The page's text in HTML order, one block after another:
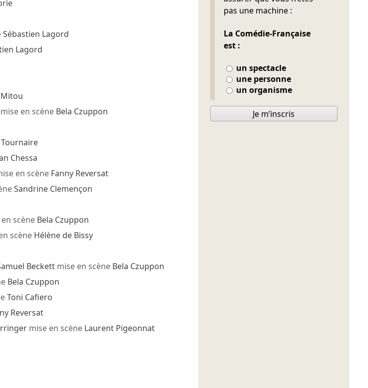
Sébastien Lagord
Lagord
mise en scène Bela Czuppon
Chessa
en scène Fanny Reversat
Sandrine Clemençon
scène Bela Czuppon
scène Hélène de Bissy
Beckettmise en scène Bela Czuppon
Bela Czuppon
Toni Cafiero
Reversat
mise en scène Laurent Pigeonnat
pas une machine :
La Comédie-Française
est :
un spectacle
une personne
un organisme
Je m’inscris